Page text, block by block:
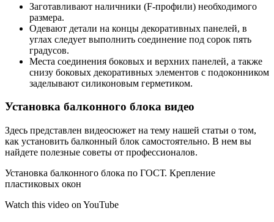
Заготавливают наличники (F-профили) необходимого
размера.
Одевают детали на концы декоративных панелей, в
углах следует выполнить соединение под сорок пять
градусов.
Места соединения боковых и верхних панелей, а также
снизу боковых декоративных элементов с подоконником
заделывают силиконовым герметиком.
Установка балконного блока видео
Здесь представлен видеосюжет на тему нашей статьи о том,
как установить балконный блок самостоятельно. В нем вы
найдете полезные советы от профессионалов.
Установка балконного блока по ГОСТ. Крепление
пластиковых окон
Watch this video on YouTube